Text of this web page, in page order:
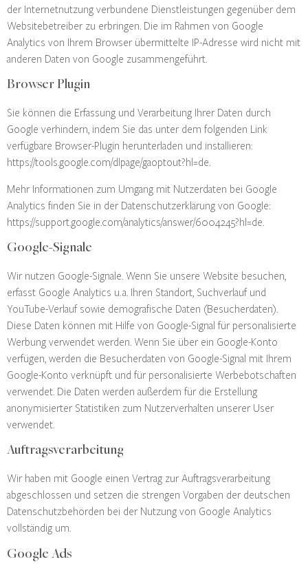
der Internetnutzung verbundene Dienstleistungen gegenüber dem
Websitebetreiber zu erbringen. Die im Rahmen von Google
Analytics von Ihrem Browser übermittelte IP-Adresse wird nicht mit
anderen Daten von Google zusammengeführt.
Browser Plugin
Sie können die Erfassung und Verarbeitung Ihrer Daten durch
Google verhindern, indem Sie das unter dem folgenden Link
verfügbare Browser-Plugin herunterladen und installieren:
https://tools.google.com/dlpage/gaoptout?hl=de.
Mehr Informationen zum Umgang mit Nutzerdaten bei Google
Analytics finden Sie in der Datenschutzerklärung von Google:
https://support.google.com/analytics/answer/6004245?hl=de
Google-Signale
Wir nutzen Google-Signale. Wenn Sie unsere Website besuchen,
erfasst Google Analytics u. a. Ihren Standort, Suchverlauf und
YouTube-Verlauf sowie demografische Daten (Besucherdaten).
Diese Daten können mit Hilfe von Google-Signal für personalisierte
Werbung verwendet werden. Wenn Sie über ein Google-Konto
verfügen, werden die Besucherdaten von Google-Signal mit Ihrem
Google-Konto verknüpft und für personalisierte Werbebotschaften
verwendet. Die Daten werden außerdem für die Erstellung
anonymisierter Statistiken zum Nutzerverhalten unserer User
verwendet.
Auftragsverarbeitung
Wir haben mit Google einen Vertrag zur Auftragsverarbeitung
abgeschlossen und setzen die strengen Vorgaben der deutschen
Datenschutzbehörden bei der Nutzung von Google Analytics
vollständig um.
Google Ads